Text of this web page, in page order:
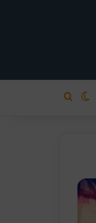
تغییر پوسته
جستجو برای